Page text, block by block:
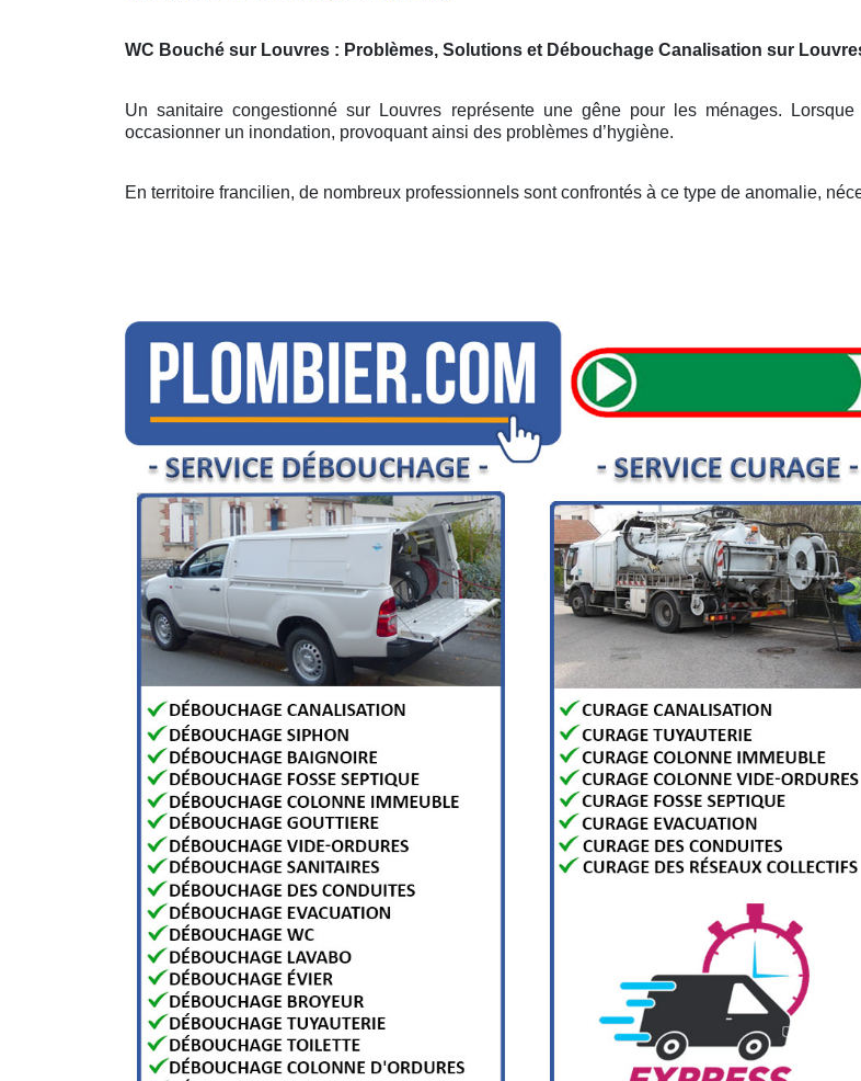
WC Bouché sur Louvres : Problèmes, Solutions et Débouchage Canalisation sur
Un sanitaire congestionné sur Louvres représente une gêne pour les ménages.
occasionner un inondation, provoquant ainsi des problèmes d’hygiène.
En territoire francilien, de nombreux professionnels sont confrontés à ce type de anomalie,